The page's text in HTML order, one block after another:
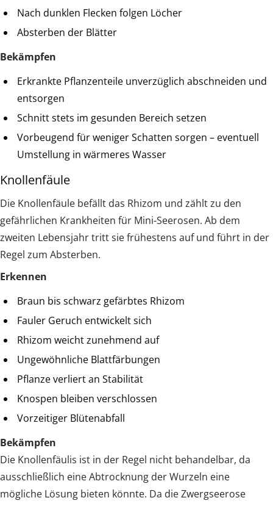
Nach dunklen Flecken folgen Löcher
Absterben der Blätter
Bekämpfen
Erkrankte Pflanzenteile unverzüglich abschneiden und
entsorgen
Schnitt stets im gesunden Bereich setzen
Vorbeugend für weniger Schatten sorgen – eventuell
Umstellung in wärmeres Wasser
Knollenfäule
Die Knollenfäule befällt das Rhizom und zählt zu den
gefährlichen Krankheiten für Mini-Seerosen. Ab dem
zweiten Lebensjahr tritt sie frühestens auf und führt in der
Regel zum Absterben.
Erkennen
Braun bis schwarz gefärbtes Rhizom
Fauler Geruch entwickelt sich
Rhizom weicht zunehmend auf
Ungewöhnliche Blattfärbungen
Pflanze verliert an Stabilität
Knospen bleiben verschlossen
Vorzeitiger Blütenabfall
Bekämpfen
Die Knollenfäulis ist in der Regel nicht behandelbar, da
ausschließlich eine Abtrocknung der Wurzeln eine
mögliche Lösung bieten könnte. Da die Zwergseerose